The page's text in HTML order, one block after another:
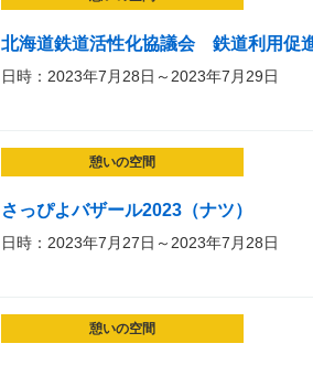
北海道鉄道活性化協議会 鉄道利用促
日時：2023年7月28日～2023年7月29日
憩いの空間
さっぴよバザール2023（ナツ）
日時：2023年7月27日～2023年7月28日
憩いの空間